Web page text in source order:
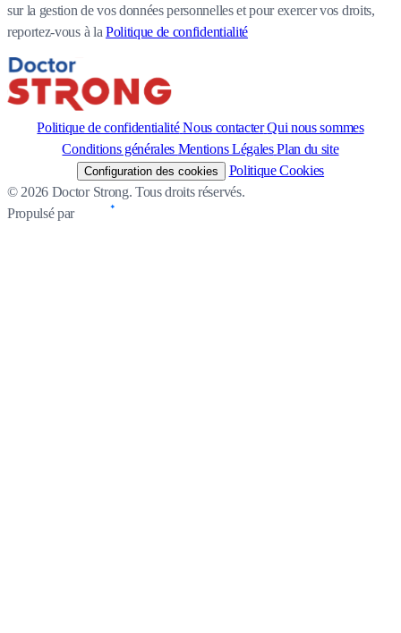
sur la gestion de vos données personnelles et pour exercer vos droits,
reportez-vous à la Politique de confidentialité
Politique de confidentialité Nous contacter Qui nous sommes
Conditions générales Mentions Légales Plan du site
Configuration des cookies
Politique Cookies
© 2026 Doctor Strong. Tous droits réservés.
Propulsé par